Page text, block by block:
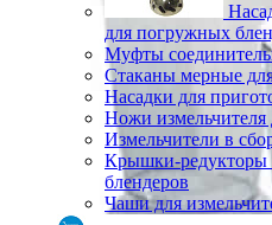
для погружных
Муфты
Стаканы мерные
Насадки для
Ножи измельчителя
Измельчители в
Крышки-редукторы
блендеров
Чаши для